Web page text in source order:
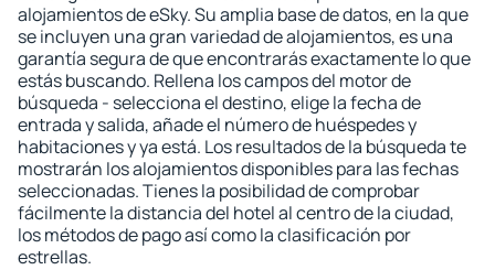
alojamientos de eSky. Su amplia base de datos, en la que
se incluyen una gran variedad de alojamientos, es una
garantía segura de que encontrarás exactamente lo que
estás buscando. Rellena los campos del motor de
búsqueda - selecciona el destino, elige la fecha de
entrada y salida, añade el número de huéspedes y
habitaciones y ya está. Los resultados de la búsqueda te
mostrarán los alojamientos disponibles para las fechas
seleccionadas. Tienes la posibilidad de comprobar
fácilmente la distancia del hotel al centro de la ciudad,
los métodos de pago así como la clasificación por
estrellas.